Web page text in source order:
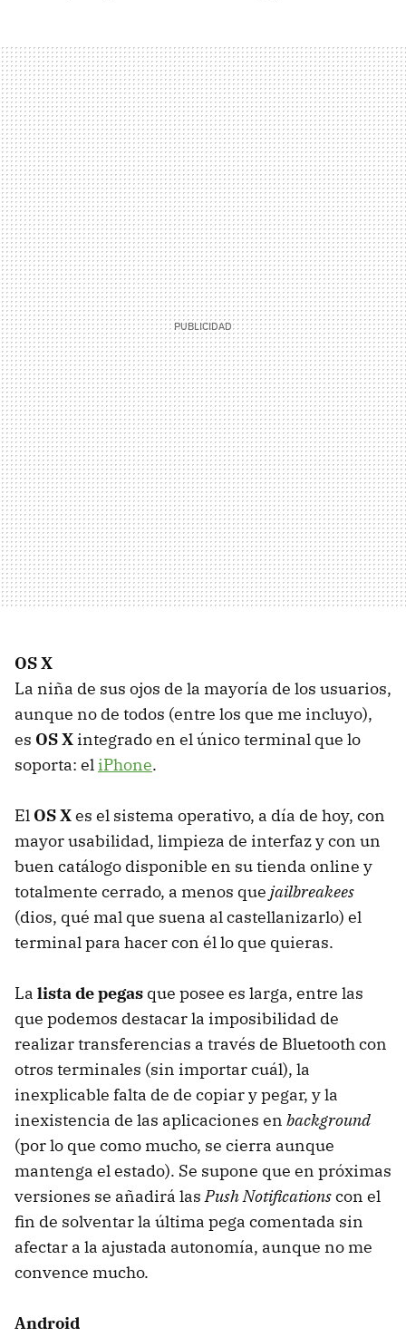
OS X
La niña de sus ojos de la mayoría de los usuarios,
aunque no de todos (entre los que me incluyo),
es OS X integrado en el único terminal que lo
soporta: el iPhone.
El OS Xes el sistema operativo, a día de hoy, con
mayor usabilidad, limpieza de interfaz y con un
buen catálogo disponible en su tienda online y
totalmente cerrado, a menos que jailbreakees
(dios, qué mal que suena al castellanizarlo) el
terminal para hacer con él lo que quieras.
La lista de pegas que posee es larga, entre las
que podemos destacar la imposibilidad de
realizar transferencias a través de Bluetooth con
otros terminales (sin importar cuál), la
inexplicable falta de de copiar y pegar, y la
inexistencia de las aplicaciones en background
(por lo que como mucho, se cierra aunque
mantenga el estado). Se supone que en próximas
versiones se añadirá lasPush Notificationscon el
fin de solventar la última pega comentada sin
afectar a la ajustada autonomía, aunque no me
convence mucho.
Android